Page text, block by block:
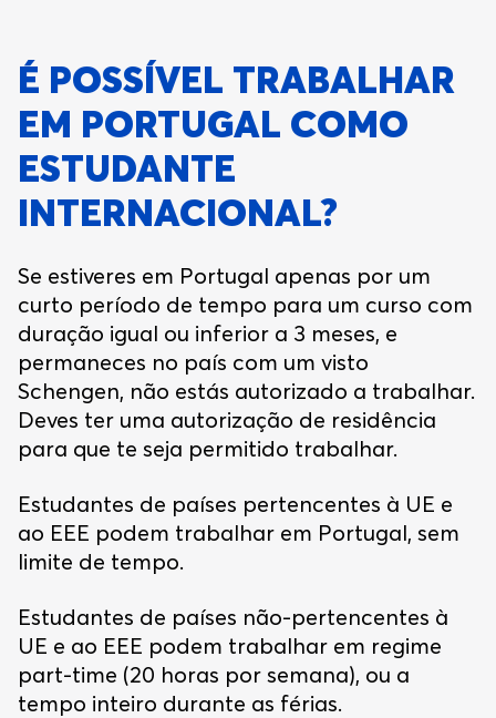
É POSSÍVEL TRABALHAR
EM PORTUGAL COMO
ESTUDANTE
INTERNACIONAL?
Se estiveres em Portugal apenas por um
curto período de tempo para um curso com
duração igual ou inferior a 3 meses, e
permaneces no país com um visto
Schengen, não estás autorizado a trabalhar.
Deves ter uma autorização de residência
para que te seja permitido trabalhar.
Estudantes de países pertencentes à UE e
ao EEE podem trabalhar em Portugal, sem
limite de tempo.
Estudantes de países não-pertencentes à
UE e ao EEE podem trabalhar em regime
part-time (20 horas por semana), ou a
tempo inteiro durante as férias.